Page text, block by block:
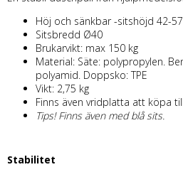
Höj och sänkbar -sitshöjd 42-
Sitsbredd Ø40
Brukarvikt: max 150 kg
Material: Säte: polypropylen.
polyamid. Doppsko: TPE
Vikt: 2,75 kg
Finns även vridplatta att köpa
Tips! Finns även med blå sits.
Stabilitet